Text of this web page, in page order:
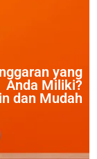
yang
Anda Miliki?
dan Mudah